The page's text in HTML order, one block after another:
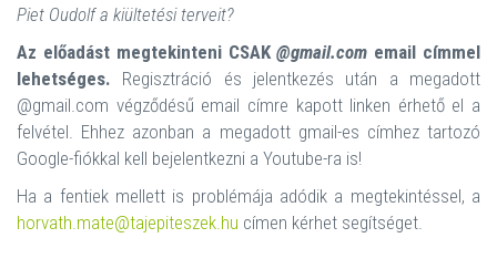
Piet Oudolf a kiültetési terveit?
Az előadást megtekinteni CSAK@gmail.com email címmel
lehetséges. Regisztráció és jelentkezés után a megadott
@gmail.com végződésű email címre kapott linken érhető el a
felvétel. Ehhez azonban a megadott gmail-es címhez tartozó
Google-fiókkal kell bejelentkezni a Youtube-ra is!
Ha a fentiek mellett is problémája adódik a megtekintéssel, a
horvath.mate@tajepiteszek.hu címen kérhet segítséget.